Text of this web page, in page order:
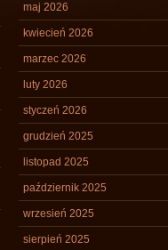
maj 2026
kwiecień 2026
marzec 2026
luty 2026
styczeń 2026
grudzień 2025
listopad 2025
październik 2025
wrzesień 2025
sierpień 2025